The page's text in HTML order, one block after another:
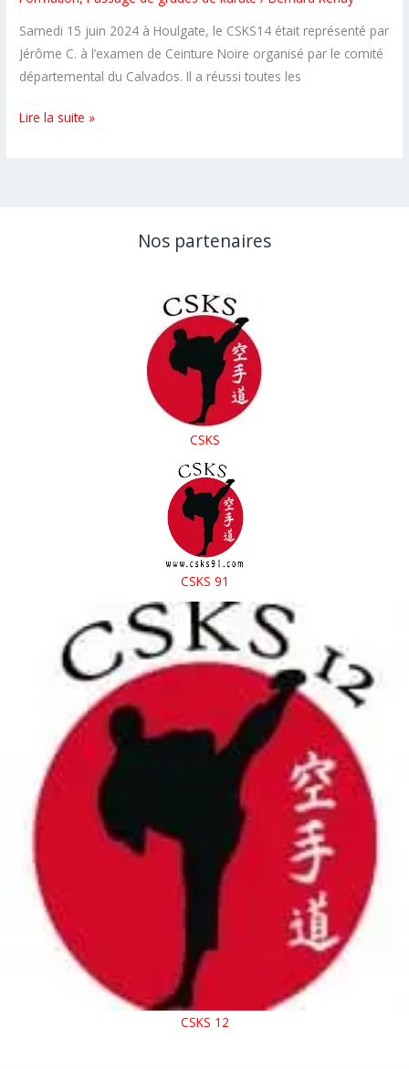
Samedi 15 juin 2024 à Houlgate, le CSKS14 était représenté par
Jérôme C. à l’examen de Ceinture Noire organisé par le comité
départemental du Calvados. Il a réussi toutes les
100%
Lire la suite »
Nos partenaires
CSKS
CSKS 91
CSKS 12